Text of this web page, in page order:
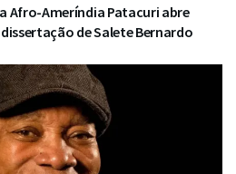
Afro-Ameríndia Patacuri abre
de Salete Bernardo